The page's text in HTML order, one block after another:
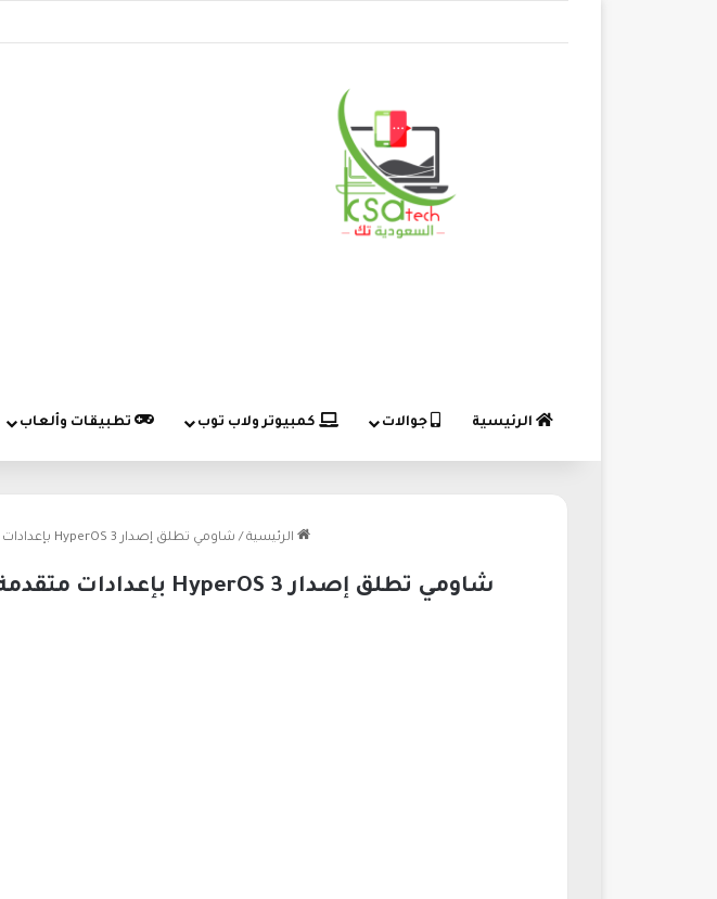
الرئيسية جوالات كمبيوتر ولاب توب تطبيقات وألعاب
الرئيسية / شاومي تطلق إصدار HyperOS 3 بإعدادات متقدمة لهاتف جديد لعام 2026 يغير قواعد التقنية العالمية
شاومي تطلق إصدار HyperOS 3 بإعدادات متقدمة لهاتف جديد لعام 2026 يغير قواعد التقنية العالمية